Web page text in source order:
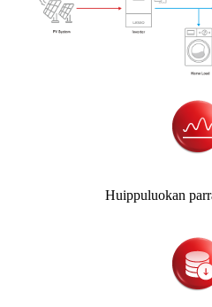
Huippuluokan